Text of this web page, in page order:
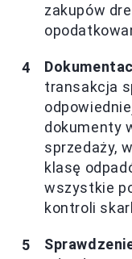
zakupów
transakcja
dokumenty
sprzedaży,
klasę
wszystkie
kontroli